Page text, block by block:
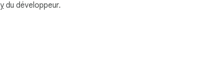
du développeur.